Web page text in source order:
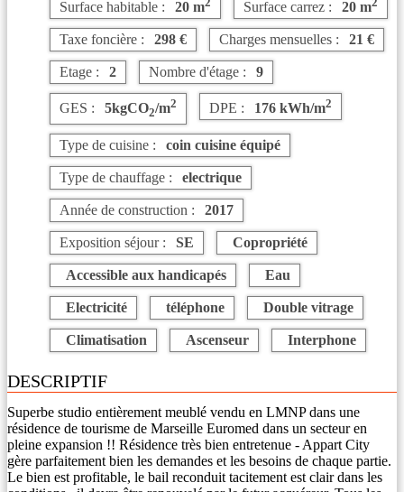
Surface habitable : 20 m Surface carrez : 20 m
Taxe foncière : 298 € Charges mensuelles : 21 €
Etage : 2 Nombre d'étage : 9
GES : 5kgCO2/m2 DPE : 176 kWh/m2
Type de cuisine : coin cuisine équipé
Type de chauffage : electrique
Année de construction : 2017
Exposition séjour : SE Copropriété
Accessible aux handicapés Eau
Electricité téléphone Double vitrage
Climatisation Ascenseur Interphone
DESCRIPTIF
Superbe studio entièrement meublé vendu en LMNP dans une
résidence de tourisme de Marseille Euromed dans un secteur en
pleine expansion !! Résidence très bien entretenue - Appart City
gère parfaitement bien les demandes et les besoins de chaque partie.
Le bien est profitable, le bail reconduit tacitement est clair dans les